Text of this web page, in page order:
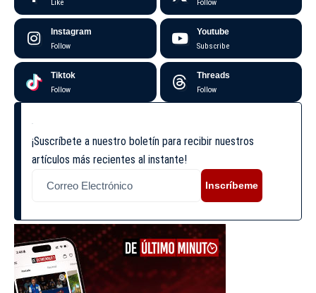
Like Follow
Instagram
Follow
Youtube
Subscribe
Tiktok
Follow
Threads
Follow
¡Suscríbete a nuestro boletín para recibir nuestros
artículos más recientes al instante!
Inscríbeme